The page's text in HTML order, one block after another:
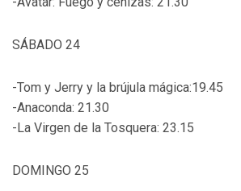
SÁBADO 24
-Tom y Jerry y la brújula mágica:19.45
-Anaconda: 21.30
-La Virgen de la Tosquera: 23.15
DOMINGO 25